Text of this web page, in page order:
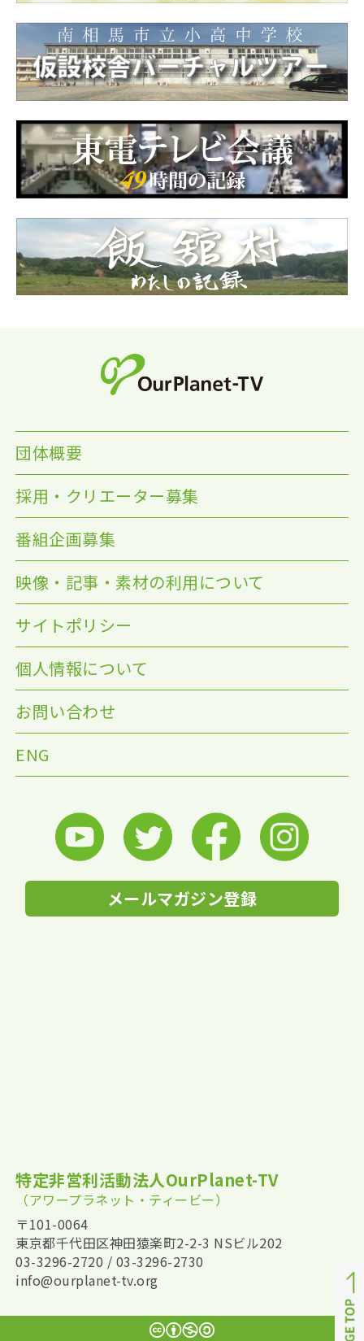
団体概要
採用・クリエーター募集
番組企画募集
映像・記事・素材の利用について
サイトポリシー
個人情報について
お問い合わせ
ENG
メールマガジン登録
特定非営利活動法人OurPlanet-TV
（アワープラネット・ティービー）
〒101-0064
東京都千代田区神田猿楽町2-2-3 NSビル202
03-3296-2720 / 03-3296-2730
info@ourplanet-tv.org